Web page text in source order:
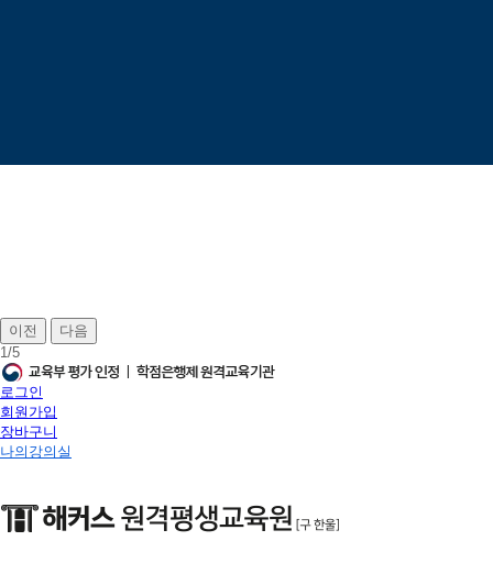
이전
다음
1/5
로그인
회원가입
장바구니
나의강의실